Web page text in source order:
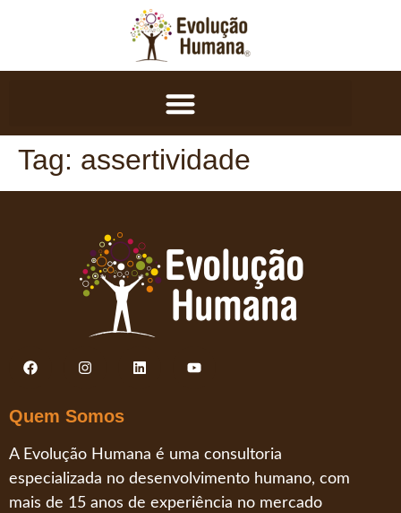
Tag: assertividade
Quem Somos
A Evolução Humana é uma consultoria
especializada no desenvolvimento humano, com
mais de 15 anos de experiência no mercado